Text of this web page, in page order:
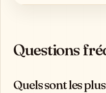
Questions
Quels sont les